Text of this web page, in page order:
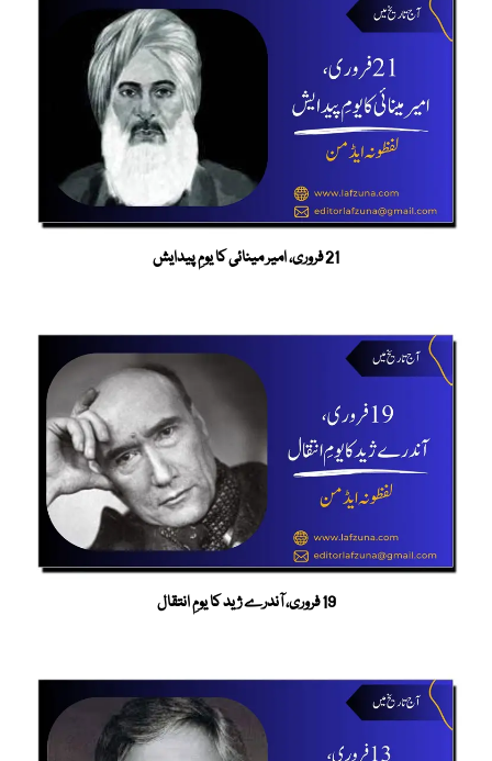
21 فروری، امیر مینائی کا یومِ پیدایش
19 فروری، آندرے ژید کا یومِ انتقال